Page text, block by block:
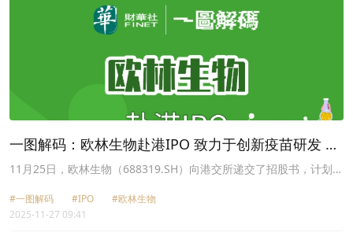
一图解码：欧林生物赴港IPO 致力于创新疫苗研发 上
半年扭亏
11月25日，欧林生物（688319.SH）向港交所递交了招股书，计划在
#一图解码 #IPO
#欧林生物
2025-11-27 09:41